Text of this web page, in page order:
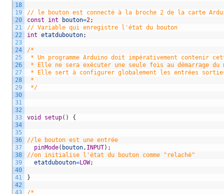
18
19
20
21
22
23
24
25
26
27
28
29
30
31
32
33
34
35
36
37
38
39
40
41
42
// le bouton est connecté à la broche 2 de la carte
const
int bouton=2;
// Variable qui enregistre l'état du bouton
int etatdubouton;
/*
* Un programme Arduino doit impérativement contenir
* Elle ne sera exécuter une seule fois au démarrage du
* Elle sert à configurer globalement les entrées
*
*/
void setup( ) {
//le bouton est une entrée
pinMode( bouton, INPUT) ;
//on initialise l'état du bouton comme "relaché"
etatdubouton=LOW;
}